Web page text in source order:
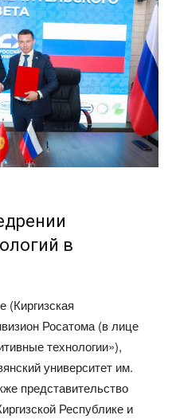
в
(Киргизская
Росатома (в лице
технологии»),
университет им.
представительство
Республике и